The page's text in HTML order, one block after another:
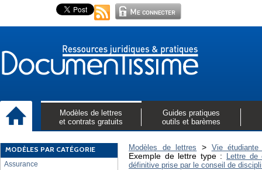
Modèles de lettres
et contrats gratuits
Guides pratiques
outils et barèmes
MODÈLES PAR CATÉGORIE
Assurance
Modèles de lettres > Vie
Exemple de lettre type :
Lettre de
définitive prise par le conseil de